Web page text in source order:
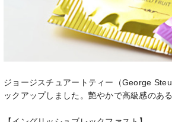
ジョージスチュアートティー（George
ックアップしました。艷やかで高級感のあ